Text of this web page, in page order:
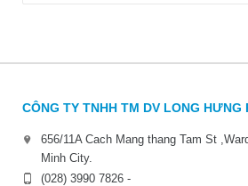
CÔNG TY TNHH TM DV LONG HƯNG
656/11A Cach Mang thang Tam St
Minh City.
(028) 3990 7826 -